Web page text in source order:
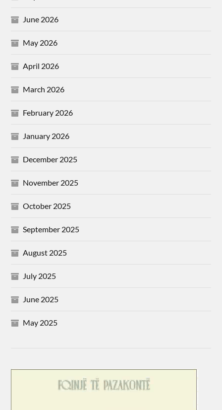
June 2026
May 2026
April 2026
March 2026
February 2026
January 2026
December 2025
November 2025
October 2025
September 2025
August 2025
July 2025
June 2025
May 2025